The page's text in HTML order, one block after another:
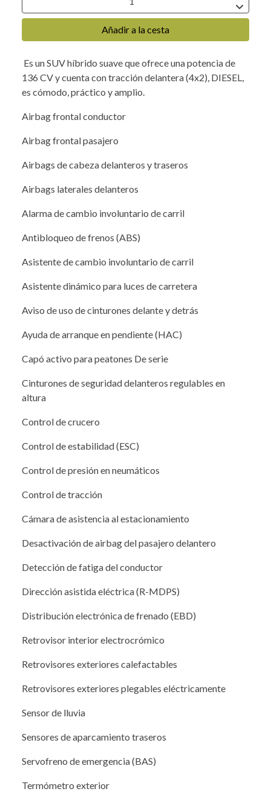
Añadir a la cesta
Es un SUV híbrido suave que ofrece una potencia de
136 CV y cuenta con tracción delantera (4x2), DIESEL,
es cómodo, práctico y amplio.
Airbag frontal conductor
Airbag frontal pasajero
Airbags de cabeza delanteros y traseros
Airbags laterales delanteros
Alarma de cambio involuntario de carril
Antibloqueo de frenos (ABS)
Asistente de cambio involuntario de carril
Asistente dinámico para luces de carretera
Aviso de uso de cinturones delante y detrás
Ayuda de arranque en pendiente (HAC)
Capó activo para peatones De serie
Cinturones de seguridad delanteros regulables en
altura
Control de crucero
Control de estabilidad (ESC)
Control de presión en neumáticos
Control de tracción
Cámara de asistencia al estacionamiento
Desactivación de airbag del pasajero delantero
Detección de fatiga del conductor
Dirección asistida eléctrica (R-MDPS)
Distribución electrónica de frenado (EBD)
Retrovisor interior electrocrómico
Retrovisores exteriores calefactables
Retrovisores exteriores plegables eléctricamente
Sensor de lluvia
Sensores de aparcamiento traseros
Servofreno de emergencia (BAS)
Termómetro exterior